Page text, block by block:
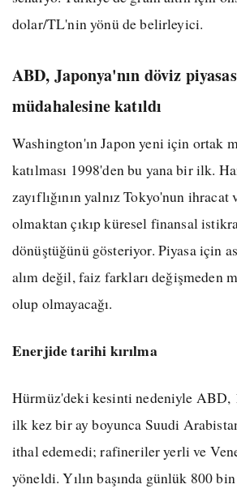
dolar/TL'nin yönü de belirleyici.
ABD, Japonya'nın döviz
müdahalesine katıldı
Washington'ın Japon yeni için ortak
katılması 1998'den bu yana bir ilk.
zayıflığının yalnız Tokyo'nun
olmaktan çıkıp küresel finansal
dönüştüğünü gösteriyor. Piyasa için
alım değil, faiz farkları değişmeden
olup olmayacağı.
Enerjide tarihi kırılma
Hürmüz'deki kesinti nedeniyle ABD,
ilk kez bir ay boyunca Suudi
ithal edemedi; rafineriler yerli ve
yöneldi. Yılın başında günlük 800